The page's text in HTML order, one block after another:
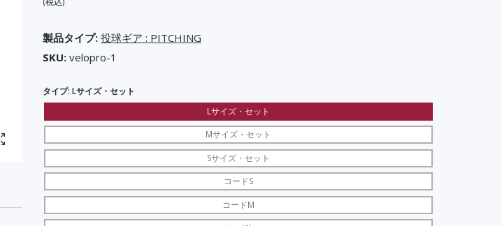
写真を拡大
製品タイプ: 投球ギア : PITCHING
SKU: velopro-1
タイプ: Lサイズ・セット
Lサイズ・セット
Mサイズ・セット
Sサイズ・セット
コードS
コードM